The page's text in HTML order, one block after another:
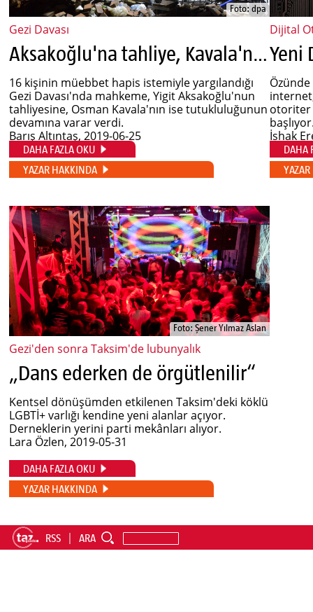
Foto: dpa
Gezi Davası
Aksakoğlu'na tahliye, Kavala'nın tutukluluğuna devam
16 kişinin müebbet hapis istemiyle yargılandığı
Gezi Davası'nda mahkeme, Yigit Aksakoğlu'nun
tahliyesine, Osman Kavala'nın ise tutukluluğunun
devamına varar verdi.
Barış Altıntaş, 2019-06-25
DAHA FAZLA OKU
YAZAR HAKKINDA
Dijital
otoriter
İshak
DAHA
Foto: Şener Yılmaz Aslan
Gezi'den sonra Taksim'de lubunyalık
„Dans ederken de örgütlenilir“
Kentsel dönüşümden etkilenen Taksim'deki köklü
LGBTİ+ varlığı kendine yeni alanlar açıyor.
Derneklerin yerini parti mekânları alıyor.
Lara Özlen, 2019-05-31
DAHA FAZLA OKU
YAZAR HAKKINDA
RSS ARA